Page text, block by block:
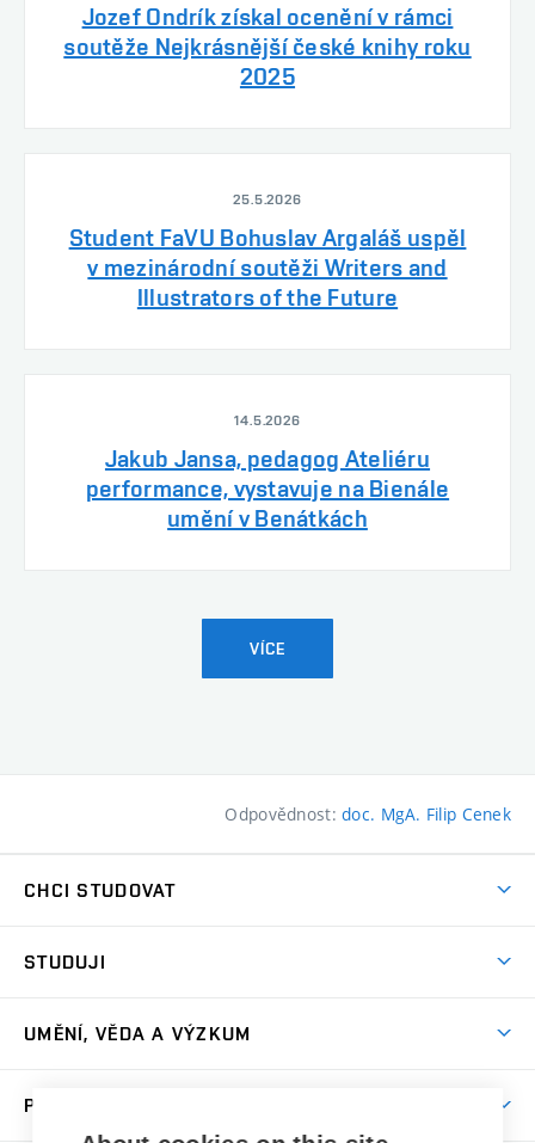
Jozef Ondrík získal ocenění v rámci
soutěže Nejkrásnější české knihy roku
2025
25.5.2026
Student FaVU Bohuslav Argaláš uspěl
v mezinárodní soutěži Writers and
Illustrators of the Future
14.5.2026
Jakub Jansa, pedagog Ateliéru
performance, vystavuje na Bienále
umění v Benátkách
VÍCE
Odpovědnost:doc. MgA. Filip Cenek
CHCI STUDOVAT
Přijímačky
Dny otevřených dveří
Přípravné kurzy
STUDUJI
Časový plán studia
Studijní předpisy a formuláře
UMĚNÍ, VĚDA A VÝZKUM
PRO VEŘEJNOST